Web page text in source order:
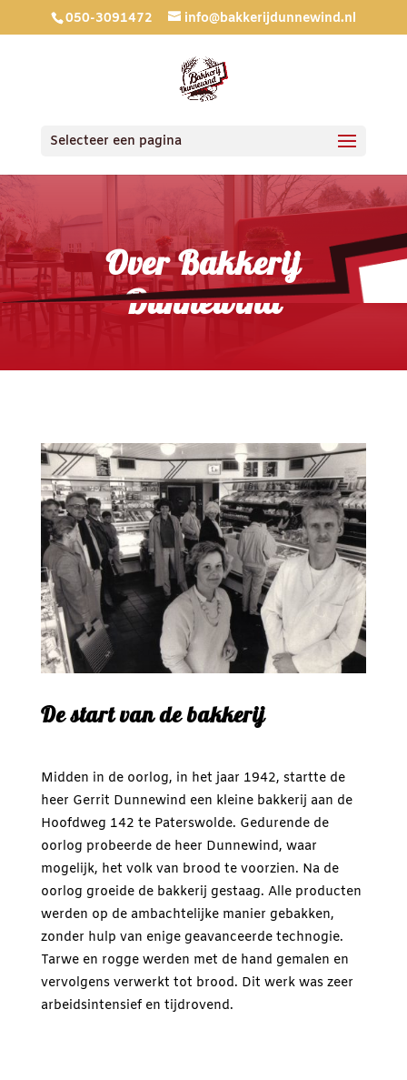
050-3091472 info@bakkerijdunnewind.nl
Selecteer een pagina
Over Bakkerij
Dunnewind
De start van de bakkerij
Midden in de oorlog, in het jaar 1942, startte de
heer Gerrit Dunnewind een kleine bakkerij aan de
Hoofdweg 142 te Paterswolde. Gedurende de
oorlog probeerde de heer Dunnewind, waar
mogelijk, het volk van brood te voorzien. Na de
oorlog groeide de bakkerij gestaag. Alle producten
werden op de ambachtelijke manier gebakken,
zonder hulp van enige geavanceerde technogie.
Tarwe en rogge werden met de hand gemalen en
vervolgens verwerkt tot brood. Dit werk was zeer
arbeidsintensief en tijdrovend.